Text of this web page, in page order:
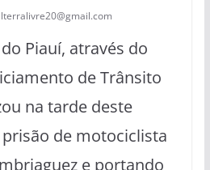
Piauí, através do
de Trânsito
na tarde deste
de motociclista
e portando